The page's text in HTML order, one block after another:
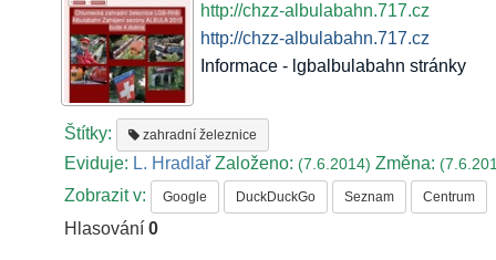
http://chzz-albulabahn.717.cz
http://chzz-albulabahn.717.cz
Informace - lgbalbulabahn stránky
Štítky: zahradní železnice
Eviduje: L. Hradlař Založeno:(7.6.2014)Změna:
Zobrazit v: Google DuckDuckGo Seznam Centrum
Hlasování0